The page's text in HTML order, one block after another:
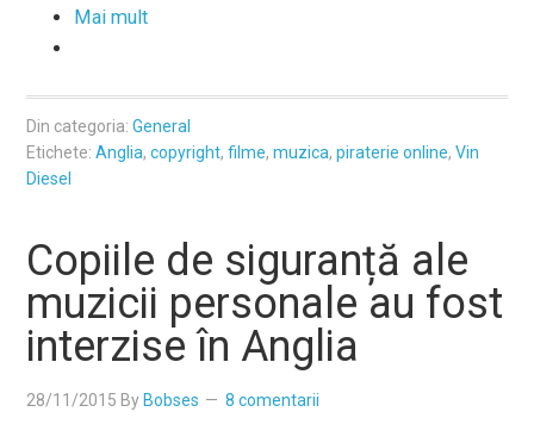
Mai mult
Din categoria:General
Etichete:Anglia,copyright,filme,muzica,piraterie online,Vin
Diesel
Copiile de siguranță ale
muzicii personale au fost
interzise în Anglia
28/11/2015 By Bobses 8 comentarii